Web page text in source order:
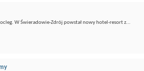
W Świeradowie-Zdrój powstał nowy hotel-resort z...